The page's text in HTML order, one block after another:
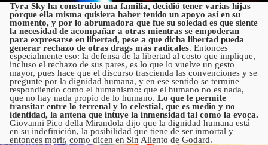
Tyra Sky ha construído una familia, decidió tener varias hijas
porque ella misma quisiera haber tenido un apoyo así en su
momento, y por lo abrumadora que fue su soledad es que siente
la necesidad de acompañar a otras mientras se empoderan
para expresarse en libertad, pese a que dicha libertad pueda
generar rechazo de otras drags más radicales. Entonces
especialmente eso: la defensa de la libertad al costo que implique,
incluso el rechazo de sus pares, es lo que lo vuelve un gesto
mayor, pues hace que el discurso trascienda las convenciones y se
pregunte por la dignidad humana, y en ese sentido se termine
respondiendo como el humanismo: que el humano no es nada,
que no hay nada propio de lo humano. Lo que le permite
transitar entre lo terrenal y lo celestial, que es medio y no
identidad, la antena que intuye la inmensidad tal como la evoca.
Giovanni Pico della Mirandola dijo que la dignidad humana está
en su indefinición, la posibilidad que tiene de ser inmortal y
entonces morir, como dicen en Sin Aliento de Godard.